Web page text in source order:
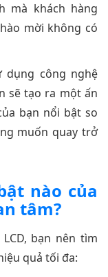
mà khách hàng
mời không có
dụng công nghệ
sẽ tạo ra một ấn
bạn nổi bật so
muốn quay trở
nào của
tâm?
bạn nên tìm
quả tối đa: